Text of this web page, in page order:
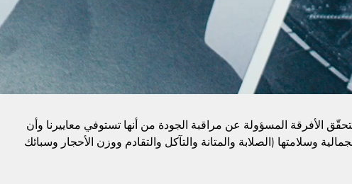
الأفرقة المسؤولة عن مراقبة الجودة من أنها تستوفي معاييرنا وأن
وسلامتها (الصلابة والمتانة والتآكل والتقادم ووزن الأحجار وسبائك